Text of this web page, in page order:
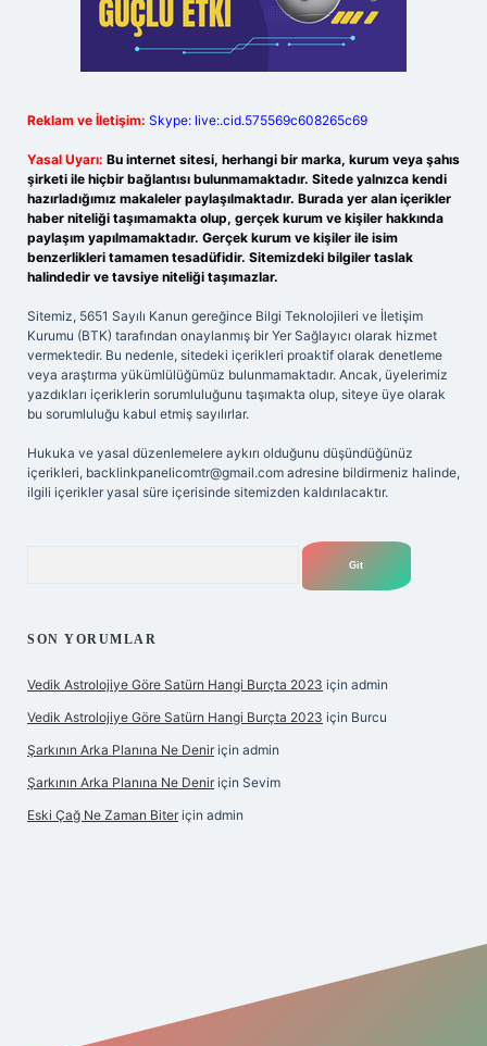
Reklam ve İletişim: Skype: live:.cid.575569c608265c69
Yasal Uyarı: Bu internet sitesi, herhangi bir marka, kurum veya şahıs
şirketi ile hiçbir bağlantısı bulunmamaktadır. Sitede yalnızca kendi
hazırladığımız makaleler paylaşılmaktadır. Burada yer alan içerikler
haber niteliği taşımamakta olup, gerçek kurum ve kişiler hakkında
paylaşım yapılmamaktadır. Gerçek kurum ve kişiler ile isim
benzerlikleri tamamen tesadüfidir. Sitemizdeki bilgiler taslak
halindedir ve tavsiye niteliği taşımazlar.
Sitemiz, 5651 Sayılı Kanun gereğince Bilgi Teknolojileri ve İletişim
Kurumu (BTK) tarafından onaylanmış bir Yer Sağlayıcı olarak hizmet
vermektedir. Bu nedenle, sitedeki içerikleri proaktif olarak denetleme
veya araştırma yükümlülüğümüz bulunmamaktadır. Ancak, üyelerimiz
yazdıkları içeriklerin sorumluluğunu taşımakta olup, siteye üye olarak
bu sorumluluğu kabul etmiş sayılırlar.
Hukuka ve yasal düzenlemelere aykırı olduğunu düşündüğünüz
içerikleri, backlinkpanelicomtr@gmail.com adresine bildirmeniz halinde,
ilgili içerikler yasal süre içerisinde sitemizden kaldırılacaktır.
SON YORUMLAR
Vedik Astrolojiye Göre Satürn Hangi Burçta 2023 için admin
Vedik Astrolojiye Göre Satürn Hangi Burçta 2023 için Burcu
Şarkının Arka Planına Ne Denir için admin
Şarkının Arka Planına Ne Denir için Sevim
Eski Çağ Ne Zaman Biter için admin